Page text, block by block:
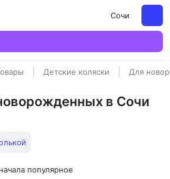
Сочи
Детские коляски Для
в Сочи
популярное